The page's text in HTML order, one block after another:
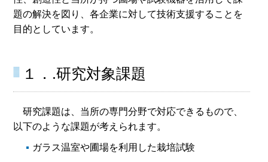
題の解決を図り、各企業に対して技術支援することを
目的としています。
１．.研究対象課題
研究課題は、当所の専門分野で対応できるもので、
以下のような課題が考えられます。
ガラス温室や圃場を利用した栽培試験